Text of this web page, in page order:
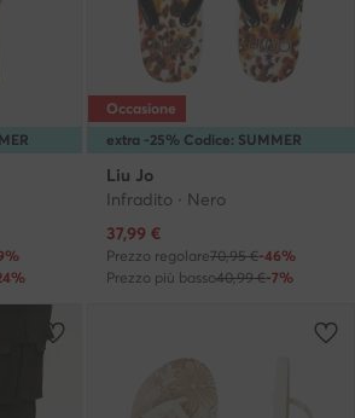
extra -25% Codice: SUMMER
Occasione
Liu Jo
Infradito · Nero
Prezzo attuale
37,99 €
Prezzo regolare70,95 €-46%
Prezzo più basso40,99 €-7%